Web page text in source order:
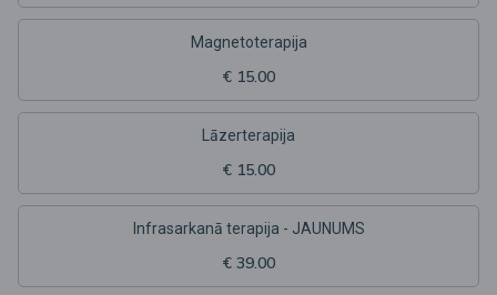
Magnetoterapija
€ 15.00
Lāzerterapija
€ 15.00
Infrasarkanā terapija - JAUNUMS
€ 39.00